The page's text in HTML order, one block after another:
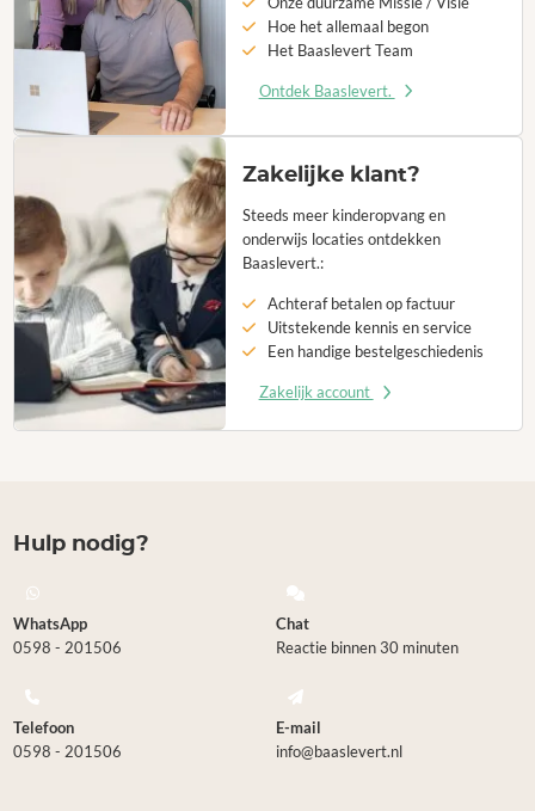
Hoe het allemaal begon
Het Baaslevert Team
Ontdek Baaslevert.
Zakelijke klant?
Steeds meer kinderopvang en
onderwijs locaties ontdekken
Baaslevert.:
Achteraf betalen op factuur
Uitstekende kennis en service
Een handige bestelgeschiedenis
Zakelijk account
Hulp nodig?
WhatsApp
0598 - 201506
Chat
Reactie binnen 30 minuten
Telefoon
0598 - 201506
E-mail
info@baaslevert.nl